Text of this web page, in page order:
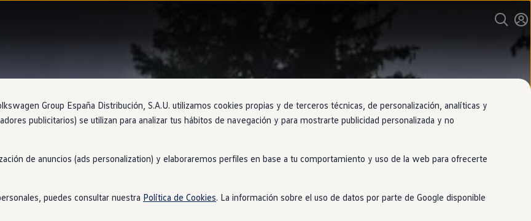
Group España Distribución, S.A.U. utilizamos cookies propias y de terceros técnicas, de personalización, analíticas y
publicitarios) se utilizan para analizar tus hábitos de navegación y para mostrarte publicidad personalizada y no
de anuncios (ads personalization) y elaboraremos perfiles en base a tu comportamiento y uso de la web para ofrecerte
puedes consultar nuestra Política de Cookies. La información sobre el uso de datos por parte de Google disponible